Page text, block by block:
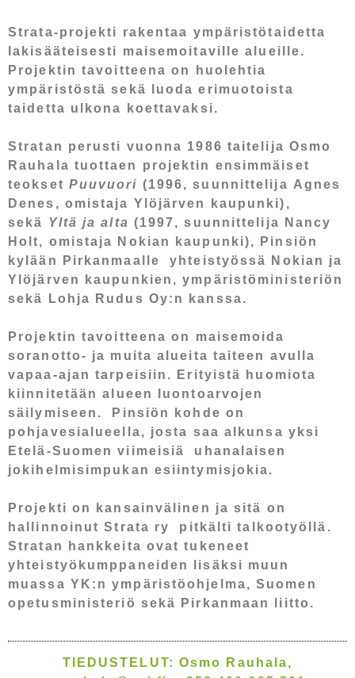
Strata-projekti rakentaa ympäristötaidetta
lakisääteisesti maisemoitaville alueille.
Projektin tavoitteena on huolehtia
ympäristöstä sekä luoda erimuotoista
taidetta ulkona koettavaksi.
Stratan perusti vuonna 1986 taitelija Osmo
Rauhala tuottaen projektin ensimmäiset
teokset Puuvuori (1996, suunnittelija Agnes
Denes , omistaja Ylöjärven kaupunki),
sekä Yltä ja alta (1997, suunnittelija
Nancy
Holt, omistaja Nokian kaupunki), Pinsiön
kylään Pirkanmaalle yhteistyössä Nokian ja
Ylöjärven kaupunkien, ympäristöministeriön
sekä Lohja Rudus Oy:n kanssa.
Projektin tavoitteena on maisemoida
soranotto- ja muita alueita taiteen avulla
vapaa-ajan tarpeisiin. Erityistä huomiota
kiinnitetään alueen luontoarvojen
säilymiseen. Pinsiön kohde on
pohjavesialueella, josta saa alkunsa yksi
Etelä-Suomen viimeisiä uhanalaisen
jokihelmisimpukan esiintymisjokia.
Projekti on kansainvälinen ja sitä on
hallinnoinut Strata ry pitkälti talkootyöllä.
Stratan hankkeita ovat tukeneet
yhteistyökumppaneiden lisäksi muun
muassa YK:n ympäristöohjelma, Suomen
opetusministeriö sekä Pirkanmaan liitto.
TIEDUSTELUT: Osmo Rauhala,